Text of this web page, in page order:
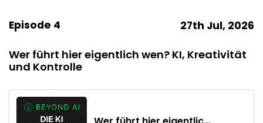
Episode 4 27th Jul, 2026
Wer führt hier eigentlich wen? KI, Kreativität
und Kontrolle